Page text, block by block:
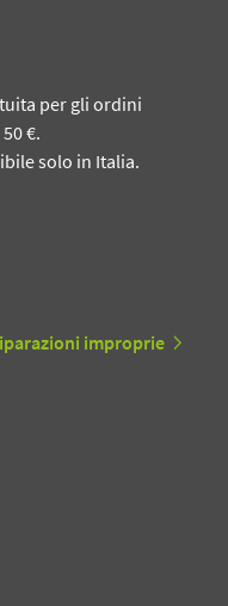
per gli ordini
€.
solo in Italia.
improprie